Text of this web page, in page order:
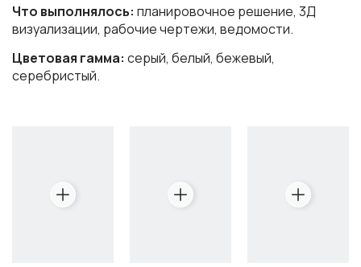
Что выполнялось: планировочное решение, 3Д
визуализации, рабочие чертежи, ведомости.
Цветовая гамма: серый, белый, бежевый,
серебристый.